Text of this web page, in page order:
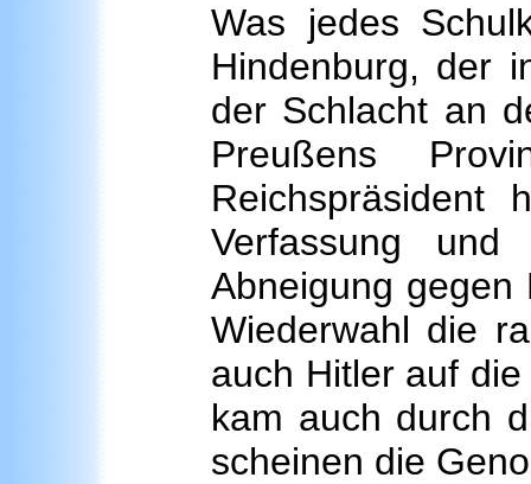
Was jedes
Hindenburg, der
der Schlacht an
Preußens
Verfassung
Abneigung
Wiederwahl die
auch Hitler auf
kam auch durch
scheinen die